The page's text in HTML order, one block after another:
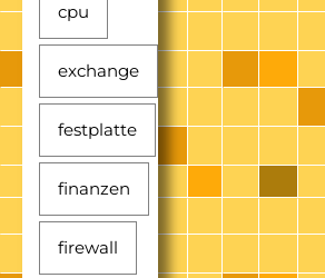
cpu
exchange
festplatte
finanzen
firewall